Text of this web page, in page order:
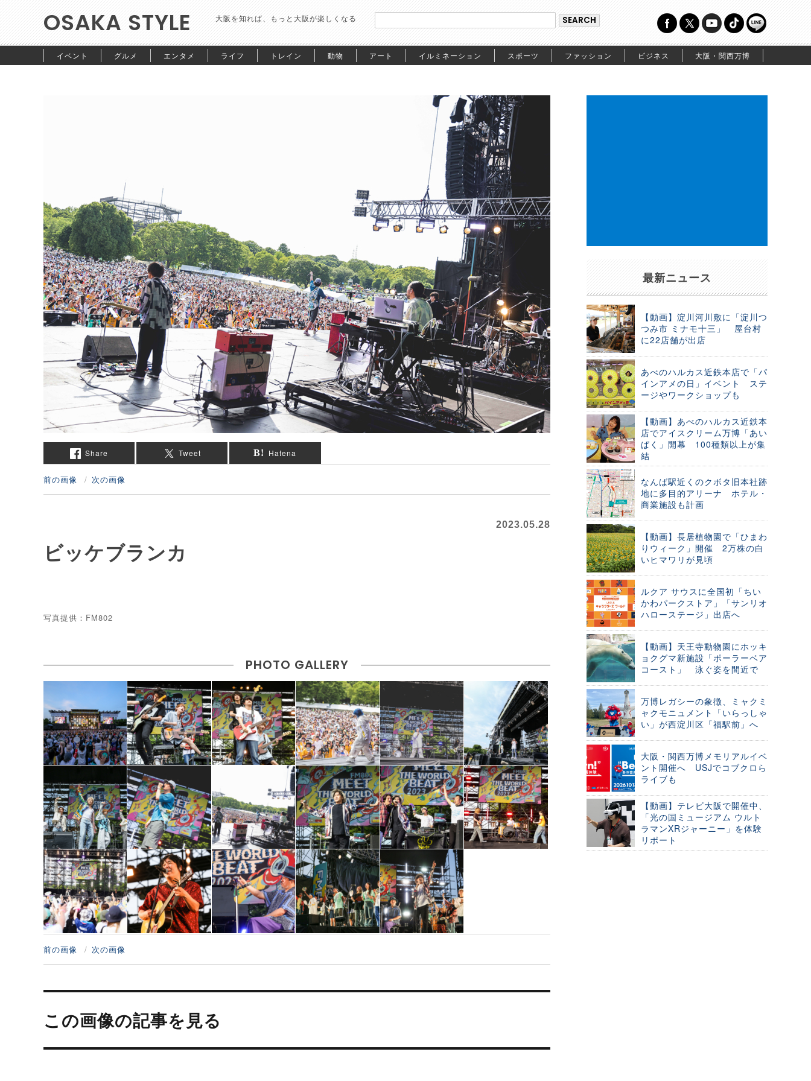
OSAKA STYLE 大阪を知れば、もっと大阪が楽しくなる
イベント グルメ エンタメ ライフ トレイン 動物 アート イルミネーション スポーツ ファッション ビジネス 大阪・関西万博
Share Tweet Hatena
前の画像 次の画像
2023.05.28
ビッケブランカ
写真提供：FM802
PHOTO GALLERY
前の画像 次の画像
投
ナ
ビ
ー
この画像の記事を見る
最新ニュース
【動画】淀川河川敷に「淀川つ
つみ市 ミナモ十三」 屋台村
に22店舗が出店
あべのハルカス近鉄本店で「パ
インアメの日」イベント ステ
ージやワークショップも
【動画】あべのハルカス近鉄本
店でアイスクリーム万博「あい
ぱく」開幕 100種類以上が集
結
なんば駅近くのクボタ旧本社跡
地に多目的アリーナ ホテル・
商業施設も計画
【動画】長居植物園で「ひまわ
りウィーク」開催 2万株の白
いヒマワリが見頃
ルクア サウスに全国初「ちい
かわパークストア」「サンリオ
ハローステージ」出店へ
【動画】天王寺動物園にホッキ
ョクグマ新施設「ポーラーベア
コースト」 泳ぐ姿を間近で
万博レガシーの象徴、ミャクミ
ャクモニュメント「いらっしゃ
い」が西淀川区「福駅前」へ
大阪・関西万博メモリアルイベ
ント開催へ USJでコブクロら
ライブも
【動画】テレビ大阪で開催中、
「光の国ミュージアム ウルト
ラマンXRジャーニー」を体験
リポート